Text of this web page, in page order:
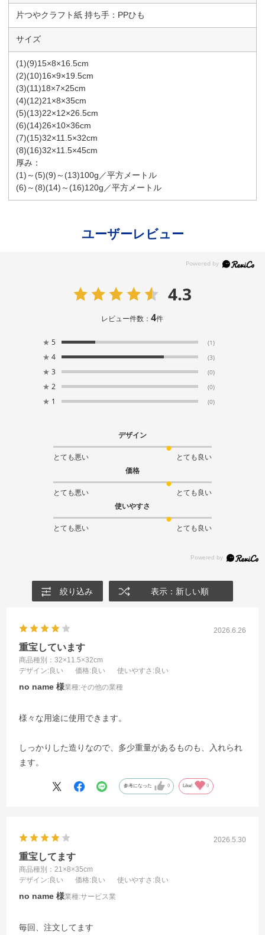
片つやクラフト紙 持ち手：PPひも
サイズ
(1)(9)15×8×16.5cm
(2)(10)16×9×19.5cm
(3)(11)18×7×25cm
(4)(12)21×8×35cm
(5)(13)22×12×26.5cm
(6)(14)26×10×36cm
(7)(15)32×11.5×32cm
(8)(16)32×11.5×45cm
厚み：
(1)～(5)(9)～(13)100g／平方メートル
(6)～(8)(14)～(16)120g／平方メートル
ユーザーレビュー
4.3
レビュー件数：4件
★ 5 (1)
★ 4 (3)
★ 3 (0)
★ 2 (0)
★ 1 (0)
デザイン
とても悪い
とても良い
価格
とても悪い
とても良い
使いやすさ
とても悪い とても良い
絞り込み 表示：新しい順
2026.6.26
重宝しています
商品種別：32×11.5×32cm
デザイン:良い 価格:良い 使いやすさ :良い
no name 業種:その他の業種
様々な用途に使用できます。
しっかりした造りなので、多少重量があるものも、入れられ
ます。
参考になった 0 Like! 0
2026.5.30
重宝してます
商品種別：21×8×35cm
デザイン:良い 価格:良い 使いやすさ :良い
no name 業種:サービス業
毎回、注文してます